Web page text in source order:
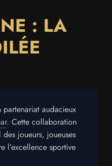
: LA
audacieux
. Cette collaboration
joueurs, joueuses
l’excellence sportive